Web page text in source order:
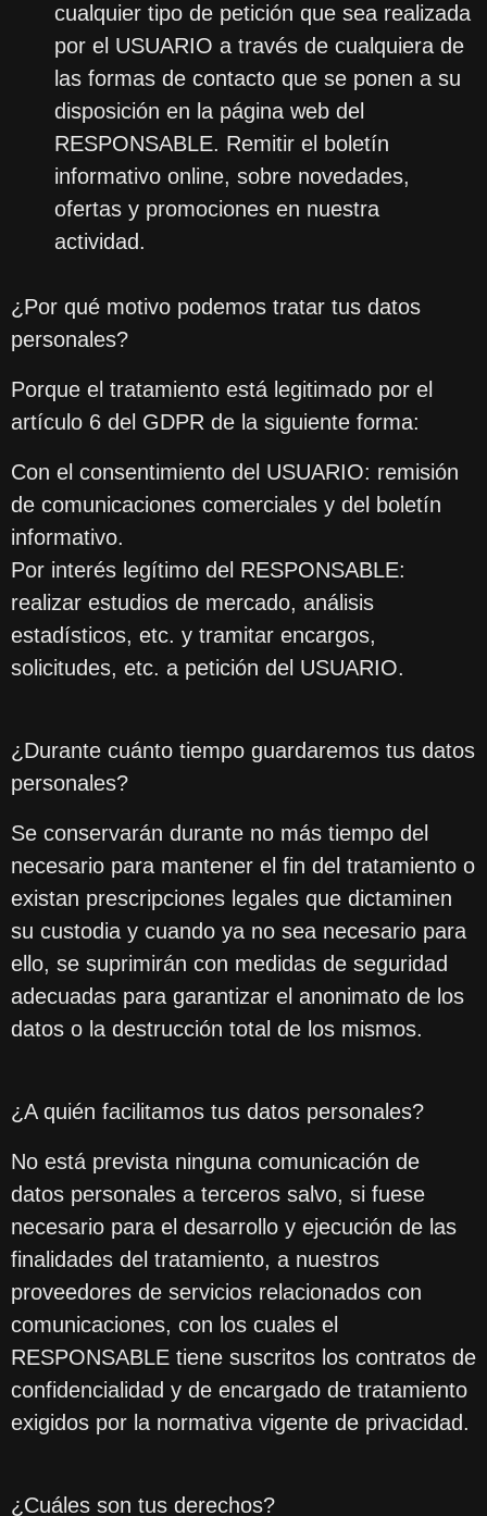
cualquier tipo de petición que sea realizada
por el USUARIO a través de cualquiera de
las formas de contacto que se ponen a su
disposición en la página web del
RESPONSABLE. Remitir el boletín
informativo online, sobre novedades,
ofertas y promociones en nuestra
actividad.
¿Por qué motivo podemos tratar tus datos
personales?
Porque el tratamiento está legitimado por el
artículo 6 del GDPR de la siguiente forma:
Con el consentimiento del USUARIO: remisión
de comunicaciones comerciales y del boletín
informativo.
Por interés legítimo del RESPONSABLE:
realizar estudios de mercado, análisis
estadísticos, etc. y tramitar encargos,
solicitudes, etc. a petición del USUARIO.
¿Durante cuánto tiempo guardaremos tus datos
personales?
Se conservarán durante no más tiempo del
necesario para mantener el fin del tratamiento o
existan prescripciones legales que dictaminen
su custodia y cuando ya no sea necesario para
ello, se suprimirán con medidas de seguridad
adecuadas para garantizar el anonimato de los
datos o la destrucción total de los mismos.
¿A quién facilitamos tus datos personales?
No está prevista ninguna comunicación de
datos personales a terceros salvo, si fuese
necesario para el desarrollo y ejecución de las
finalidades del tratamiento, a nuestros
proveedores de servicios relacionados con
comunicaciones, con los cuales el
RESPONSABLE tiene suscritos los contratos de
confidencialidad y de encargado de tratamiento
exigidos por la normativa vigente de privacidad.
¿Cuáles son tus derechos?